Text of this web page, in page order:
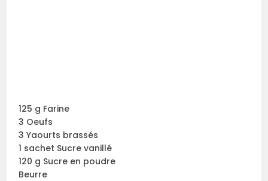
125 g Farine
3 Oeufs
3 Yaourts brassés
1 sachet Sucre vanillé
120 g Sucre en poudre
Beurre